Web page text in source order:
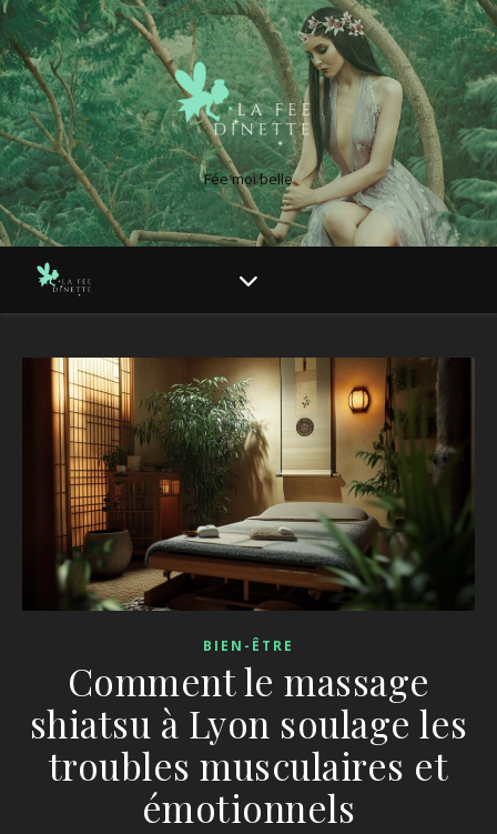
Fée moi belle
BIEN-ÊTRE
Comment le massage
shiatsu à Lyon soulage les
troubles musculaires et
émotionnels